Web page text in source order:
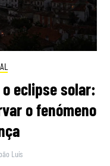
eclipse solar:
o fenómeno
Luís